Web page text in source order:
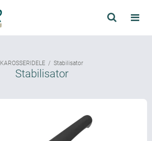
KAROSSERIDELE / Stabilisator
Stabilisator